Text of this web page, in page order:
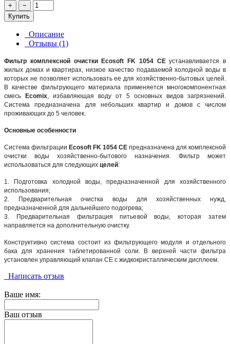
+
−
Купить
Описание
Отзывы (1)
Фильтр комплексной очистки Ecosoft FK 1054 CEустанавливается в
жилых домах и квартирах, низкое качество подаваемой холодной воды в
которых не позволяет использовать ее для хозяйственно-бытовых целей.
В качестве фильтрующего материала применяется многокомпонентная
смесь
Ecomix, избавляющая воду от 5 основных видов загрязнений.
Система предназначена для небольших квартир и домов с числом
проживающих до 5 человек.
Основные особенности
Система фильтрации Ecosoft FK 1054 CE предназначена для комплексной
очистки воды хозяйственно-бытового назначения. Фильтр может
использоваться для следующих целей:
1. Подготовка холодной воды, предназначенной для хозяйственного
использования;
2. Предварительная очистка воды для хозяйственных нужд,
предназначенной для дальнейшего подогрева;
3. Предварительная фильтрация питьевой воды, которая затем
направляется на дополнительную очистку.
Конструктивно система состоит из фильтрующего модуля и отдельного
бака для хранения таблетированной соли. В верхней части фильтра
установлен управляющий клапан CE с жидкокристаллическим дисплеем.
Написать отзыв
Ваше имя:
Ваш отзыв